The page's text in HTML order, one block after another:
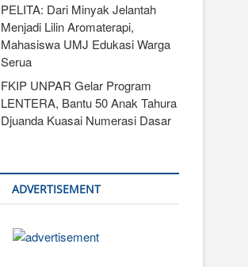
PELITA: Dari Minyak Jelantah
Menjadi Lilin Aromaterapi,
Mahasiswa UMJ Edukasi Warga
Serua
FKIP UNPAR Gelar Program
LENTERA, Bantu 50 Anak Tahura
Djuanda Kuasai Numerasi Dasar
ADVERTISEMENT